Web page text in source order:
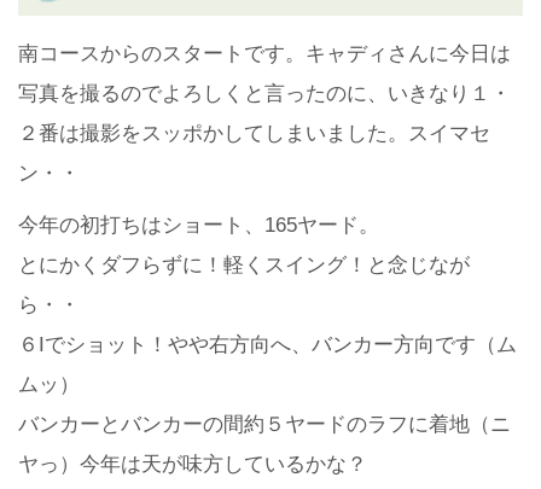
南コースからのスタートです。キャディさんに今日は
写真を撮るのでよろしくと言ったのに、いきなり１・
２番は撮影をスッポかしてしまいました。スイマセ
ン・・
今年の初打ちはショート、165ヤード。
とにかくダフらずに！軽くスイング！と念じなが
ら・・
６Iでショット！やや右方向へ、バンカー方向です（ム
ムッ）
バンカーとバンカーの間約５ヤードのラフに着地（ニ
ヤっ）今年は天が味方しているかな？